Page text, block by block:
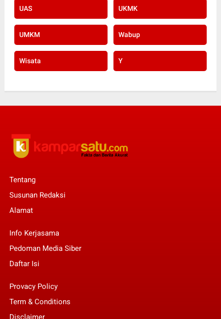
UAS UKMK
UMKM Wabup
Wisata Y
Tentang
Susunan Redaksi
Alamat
Info Kerjasama
Pedoman Media Siber
Daftar Isi
Provacy Policy
Term & Conditions
Disclaimer